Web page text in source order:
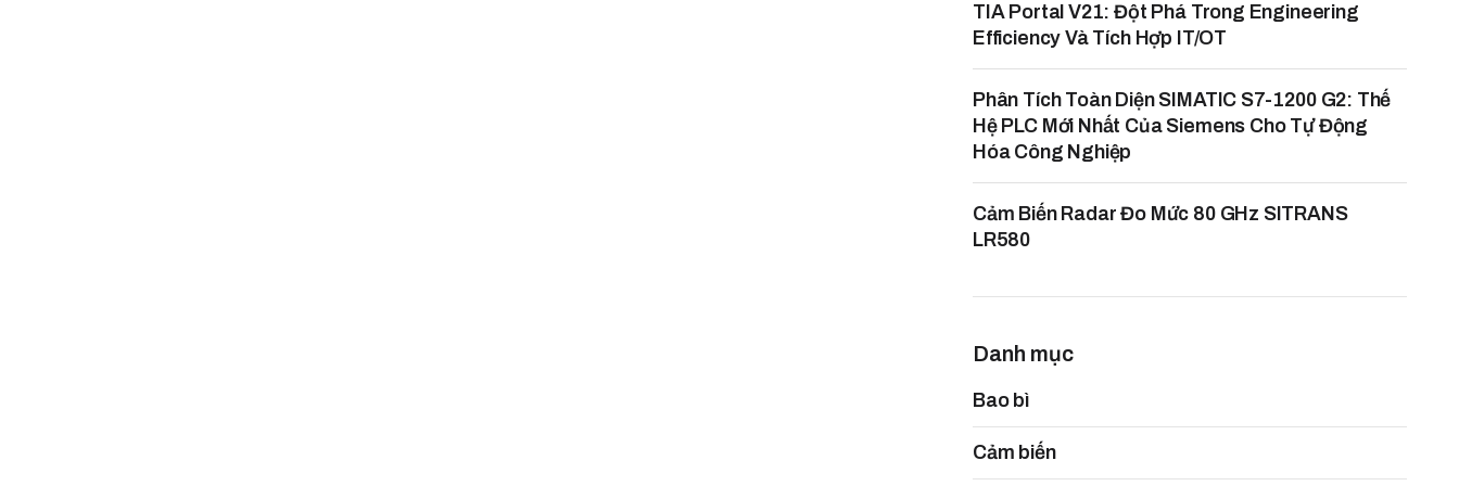
TIA Portal V21: Đột Phá Trong Engineering
Efficiency Và Tích Hợp IT/OT
Phân Tích Toàn Diện SIMATIC S7-1200 G2: Thế
Hệ PLC Mới Nhất Của Siemens Cho Tự Động
Hóa Công Nghiệp
Cảm Biến Radar Đo Mức 80 GHz SITRANS
LR580
Danh mục
Bao bì
Cảm biến